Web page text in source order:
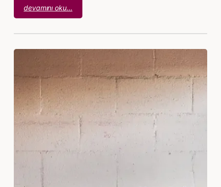
devamını oku…
Behçet
Çocuklar